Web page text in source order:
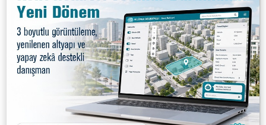
Sürekli iyileştirme yapmanın mutlak olduğunu
kaydeden Bozbey,
“Bu modeli özel sektör mutlaka uygulamalı. Nitelik
ve kalitenin artacağı kesin. Zaman herkes için çok
önemli. Bu sitemle zamanı çok verimli
kullanabilirsiniz. Kamunun tüm alanları da bana göre
bu sisteme dahil olmalı. Teknolojiyi, gelişmişliği